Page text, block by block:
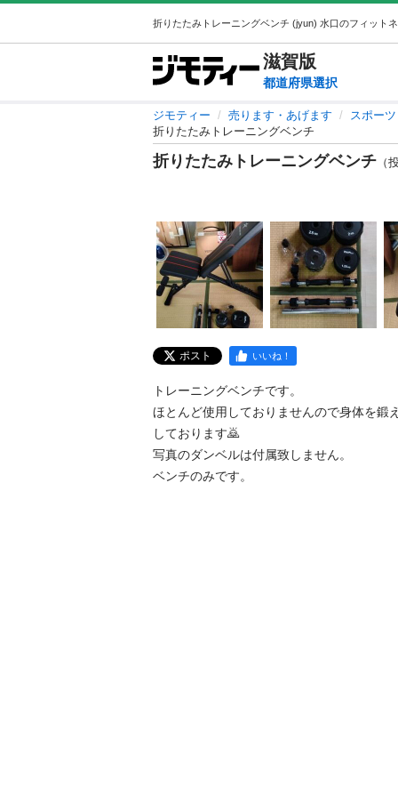
滋賀版
都道府県選択
ジモティー 売ります・あげます スポーツ
折りたたみトレーニングベンチ
折りたたみトレーニングベンチ （
ポスト いいね！
トレーニングベンチです。
ほとんど使用しておりませんので身体を鍛
しております🙇
写真のダンベルは付属致しません。